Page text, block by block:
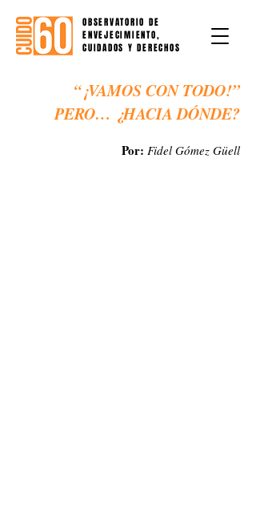
OBSERVATORIO DE
ENVEJECIMIENTO,
CUIDADOS Y DERECHOS
“¡VAMOS CON TODO!”
PERO… ¿HACIA DÓNDE?
Por: Fidel Gómez Güell